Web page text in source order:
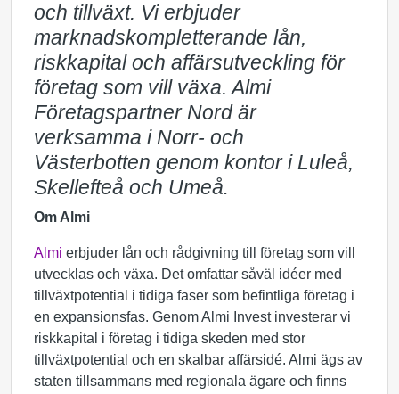
och tillväxt. Vi erbjuder
marknadskompletterande lån,
riskkapital och affärsutveckling för
företag som vill växa. Almi
Företagspartner Nord är
verksamma i Norr- och
Västerbotten genom kontor i Luleå,
Skellefteå och Umeå.
Om Almi
Almi erbjuder lån och rådgivning till företag som vill
utvecklas och växa. Det omfattar såväl idéer med
tillväxtpotential i tidiga faser som befintliga företag i
en expansionsfas. Genom Almi Invest investerar vi
riskkapital i företag i tidiga skeden med stor
tillväxtpotential och en skalbar affärsidé. Almi ägs av
staten tillsammans med regionala ägare och finns